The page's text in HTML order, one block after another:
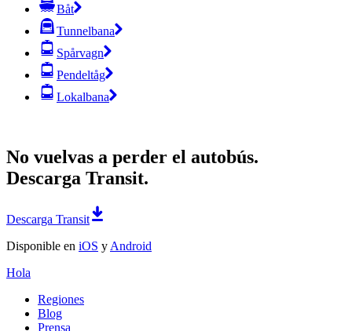
Båt
Tunnelbana
Spårvagn
Pendeltåg
Lokalbana
No vuelvas a perder el autobús.
Descarga Transit.
Descarga Transit
Disponible en iOS y Android
Hola
Regiones
Blog
Prensa